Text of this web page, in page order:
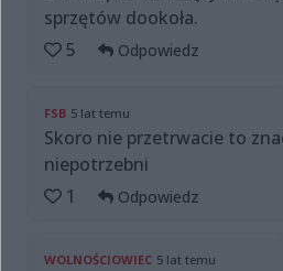
sprzętów dookoła.
5
Odpowiedz
FSB 5 lat temu
Skoro nie przetrwacie to
niepotrzebni
1
Odpowiedz
WOLNOŚCIOWIEC 5 lat temu